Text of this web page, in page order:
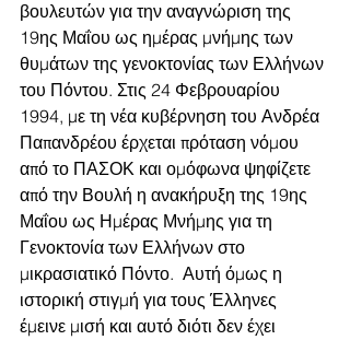
βουλευτών για την αναγνώριση της
19ης Μαΐου ως ημέρας μνήμης των
θυμάτων της γενοκτονίας των Ελλήνων
του Πόντου. Στις 24 Φεβρουαρίου
1994, με τη νέα κυβέρνηση του Ανδρέα
Παπανδρέου έρχεται πρόταση νόμου
από το ΠΑΣΟΚ και ομόφωνα ψηφίζετε
από την Βουλή η ανακήρυξη της 19ης
Μαΐου ως Ημέρας Μνήμης για τη
Γενοκτονία των Ελλήνων στο
μικρασιατικό Πόντο.  Αυτή όμως η
ιστορική στιγμή για τους Έλληνες
έμεινε μισή και αυτό διότι δεν έχει